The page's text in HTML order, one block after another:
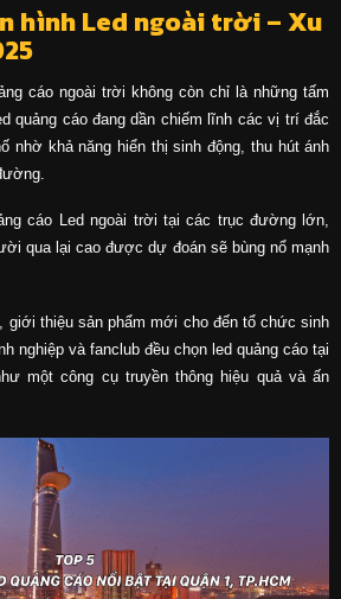
hình Led ngoài trời – Xu
cáo ngoài trời không còn chỉ là những tấm
quảng cáo đang dần chiếm lĩnh các vị trí đắc
nhờ khả năng hiển thị sinh động, thu hút ánh
cáo Led ngoài trời tại các trục đường lớn,
qua lại cao được dự đoán sẽ bùng nổ mạnh
giới thiệu sản phẩm mới cho đến tổ chức sinh
nghiệp và fanclub đều chọn led quảng cáo tại
một công cụ truyền thông hiệu quả và ấn